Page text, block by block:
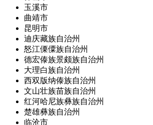
玉溪市
曲靖市
昆明市
迪庆藏族自治州
怒江傈僳族自治州
德宏傣族景颇族自治州
大理白族自治州
西双版纳傣族自治州
文山壮族苗族自治州
红河哈尼族彝族自治州
楚雄彝族自治州
临沧市